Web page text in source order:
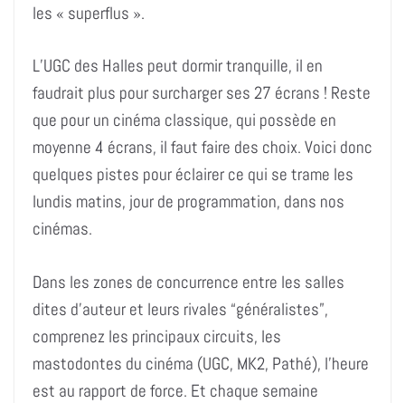
les « superflus ».
L’UGC des Halles peut dormir tranquille, il en
faudrait plus pour surcharger ses 27 écrans ! Reste
que pour un cinéma classique, qui possède en
moyenne 4 écrans, il faut faire des choix. Voici donc
quelques pistes pour éclairer ce qui se trame les
lundis matins, jour de programmation, dans nos
cinémas.
Dans les zones de concurrence entre les salles
dites d’auteur et leurs rivales “généralistes”,
comprenez les principaux circuits, les
mastodontes du cinéma (UGC, MK2, Pathé), l’heure
est au rapport de force. Et chaque semaine